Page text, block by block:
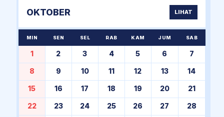
OKTOBER LIHAT
MIN SEN SEL RAB KAM JUM SAB
1 2 3 4 5 6 7
8 9 10 11 12 13 14
15 16 17 18 19 20 21
22 23 24 25 26 27 28